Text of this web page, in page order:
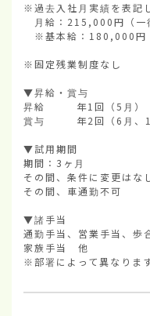
※過去入社月実績を表記
月給：215,000円（一
※基本給：180,000円
※固定残業制度なし
▼昇給・賞与
昇給        年1回（5月）
賞与        年2回（6月、
▼試用期間
期間：3ヶ月
その間、条件に変更はな
その間、車通勤不可
▼諸手当
通勤手当、営業手当、歩
家族手当　他
※部署によって異なりま